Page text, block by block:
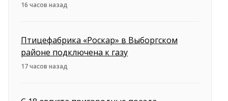
16 часов назад
Птицефабрика «Роскар» в Выборгском
районе подключена к газу
17 часов назад